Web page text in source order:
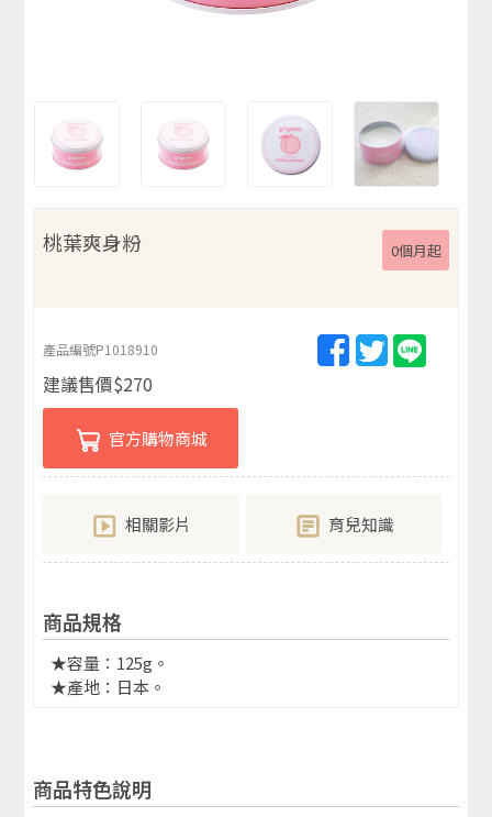
桃葉爽身粉 0個月起
產品編號P1018910
建議售價$270
官方購物商城
相關影片 育兒知識
商品規格
★容量：125g。
★產地：日本。
商品特色說明